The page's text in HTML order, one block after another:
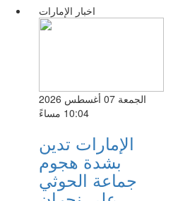
اخبار الإمارات
الجمعة 07 أغسطس 2026
10:04 مساءً
الإمارات تدين
بشدة هجوم
جماعة الحوثي